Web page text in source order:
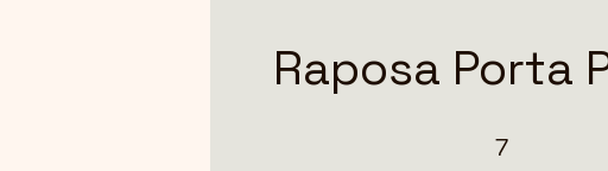
Raposa Porta
7
7 pasos